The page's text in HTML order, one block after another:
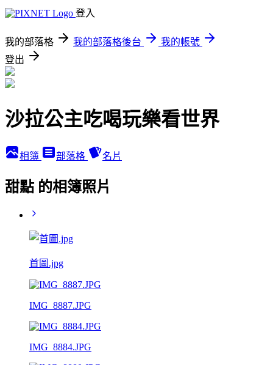
登入
我的部落格 我的部落格後台
我的帳號
登出
沙拉公主吃喝玩樂看世界
相簿 部落格 名片
甜點 的相簿照片
首圖.jpg
IMG_8887.JPG
IMG_8884.JPG